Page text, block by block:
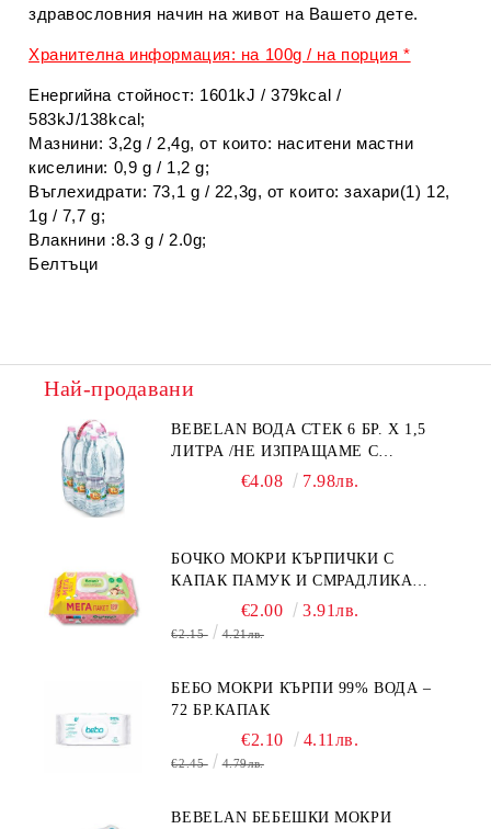
здравословния начин на живот на Вашето дете.
Хранителна информация: на 100g / на порция *
Енергийна стойност: 1601kJ / 379kcal /
583kJ/138kcal;
Мазнини: 3,2g / 2,4g, от които: наситени мастни
киселини: 0,9 g / 1,2 g;
Въглехидрати: 73,1 g / 22,3g, от които: захари(1) 12,
1g / 7,7 g;
Влакнини :8.3 g / 2.0g;
Белтъци
Най-продавани
BEBELAN ВОДА СТЕК 6 БР. Х 1,5
ЛИТРА /НЕ ИЗПРАЩАМЕ С
€4.08 7.98лв.
БОЧКО МОКРИ КЪРПИЧКИ С
КАПАК ПАМУК И СМРАДЛИКА
€2.00 3.91лв.
€2.15 4.21лв.
БЕБО МОКРИ КЪРПИ 99% ВОДА –
72 БР.КАПАК
€2.10 4.11лв.
€2.45 4.79лв.
BEBELAN БЕБЕШКИ МОКРИ